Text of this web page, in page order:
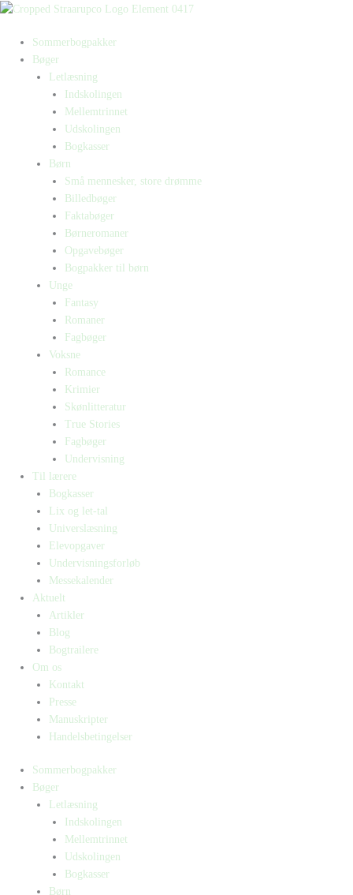
Gå
indholdetSommerbogpakker
Bøger
Letlæsning
Indskolingen
Mellemtrinnet
Udskolingen
Bogkasser
Børn
Små mennesker, store drømme
Billedbøger
Faktabøger
Børneromaner
Opgavebøger
Bogpakker til børn
Unge
Fantasy
Romaner
Fagbøger
Voksne
Romance
Krimier
Skønlitteratur
True Stories
Fagbøger
Undervisning
Til lærere
Bogkasser
Lix og let-tal
Universlæsning
Elevopgaver
Undervisningsforløb
Messekalender
Aktuelt
Artikler
Blog
Bogtrailere
Om os
Kontakt
Presse
Manuskripter
Handelsbetingelser
Sommerbogpakker
Bøger
Letlæsning
Indskolingen
Mellemtrinnet
Udskolingen
Bogkasser
Børn